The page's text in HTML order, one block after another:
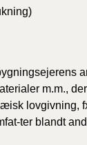
m.m.,
lovgivning,
ter blandt